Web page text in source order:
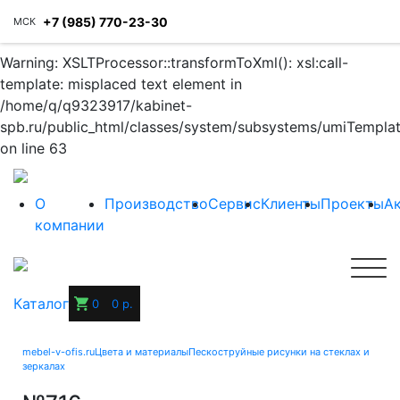
Warning: XSLTProcessor::transformToXml(): xsl:call-
template: misplaced text element in
/home/q/q9323917/kabinet-
spb.ru/public_html/classes/system/subsystems/
on line 63
МСК +7 (985) 770-23-30
О
компании
ПроизводствоСервисКлиентыПроекты
Каталог 0 0 р.
mebel-v-ofis.ruЦвета и материалыПескоструйные рисунки на стеклах и
зеркалах